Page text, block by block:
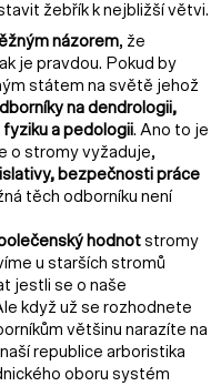
žebřík k nejbližší větvi.
názorem, že
je pravdou. Pokud by
státem na světě jehož
na dendrologii,
a pedologii. Ano to je
o stromy vyžaduje,
bezpečnosti práce
těch odborníku není
hodnotstromy
u starších stromů
jestli se o naše
když už se rozhodnete
většinu narazíte na
republice arboristika
oboru systém